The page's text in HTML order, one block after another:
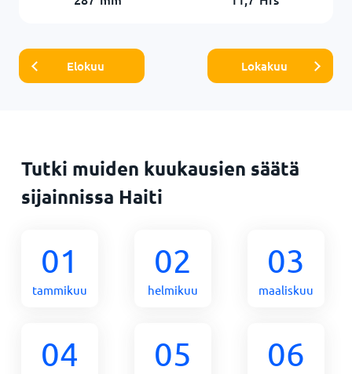
Elokuu Lokakuu
Tutki muiden kuukausien säätä
sijainnissa Haiti
01
tammikuu
02
helmikuu
03
maaliskuu
04 05 06